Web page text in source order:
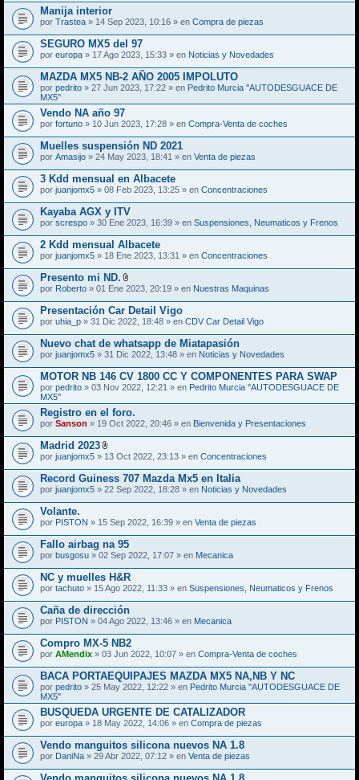
j
n
t
(
Manija interior
por Trastea » 14 Sep 2023, 10:16 » en Compra de piezas
SEGURO MX5 del 97
por europa » 17 Ago 2023, 15:33 » en Noticias y Novedades
MAZDA MX5 NB-2 AÑO 2005 IMPOLUTO
por pedrito » 27 Jun 2023, 17:22 » en Pedrito Murcia ''AUTODESGUACE DE
MX5''
Vendo NA año 97
por fortuno » 10 Jun 2023, 17:28 » en Compra-Venta de coches
Muelles suspensión ND 2021
por Amasijo » 24 May 2023, 18:41 » en Venta de piezas
3 Kdd mensual en Albacete
por juanjomx5 » 08 Feb 2023, 13:25 » en Concentraciones
Kayaba AGX y ITV
por screspo » 30 Ene 2023, 16:39 » en Suspensiones, Neumaticos y Frenos
2 Kdd mensual Albacete
por juanjomx5 » 18 Ene 2023, 13:31 » en Concentraciones
Presento mi ND.
A
j
u
n
t
o
(
)
por Roberto » 01 Ene 2023, 20:19 » en Nuestras Maquinas
Presentación Car Detail Vigo
por uhia_p » 31 Dic 2022, 18:48 » en CDV Car Detail Vigo
Nuevo chat de whatsapp de Miatapasión
por juanjomx5 » 31 Dic 2022, 13:48 » en Noticias y Novedades
MOTOR NB 146 CV 1800 CC Y COMPONENTES PARA SWAP
por pedrito » 03 Nov 2022, 12:21 » en Pedrito Murcia ''AUTODESGUACE DE
MX5''
Registro en el foro.
por Sanson » 19 Oct 2022, 20:46 » en Bienvenida y Presentaciones
Madrid 2023
A
j
u
n
t
(
)
por juanjomx5 » 13 Oct 2022, 23:13 » en Concentraciones
Record Guiness 707 Mazda Mx5 en Italia
por juanjomx5 » 22 Sep 2022, 18:28 » en Noticias y Novedades
Volante.
por PISTON » 15 Sep 2022, 16:39 » en Venta de piezas
Fallo airbag na 95
por busgosu » 02 Sep 2022, 17:07 » en Mecanica
NC y muelles H&R
por tachuto » 15 Ago 2022, 11:33 » en Suspensiones, Neumaticos y Frenos
Caña de dirección
por PISTON » 04 Ago 2022, 13:46 » en Mecanica
Compro MX-5 NB2
por AMendix » 03 Jun 2022, 10:07 » en Compra-Venta de coches
BACA PORTAEQUIPAJES MAZDA MX5 NA,NB Y NC
por pedrito » 25 May 2022, 12:22 » en Pedrito Murcia ''AUTODESGUACE DE
MX5''
BUSQUEDA URGENTE DE CATALIZADOR
por europa » 18 May 2022, 14:06 » en Compra de piezas
Vendo manguitos silicona nuevos NA 1.8
por DaniNa » 29 Abr 2022, 07:12 » en Venta de piezas